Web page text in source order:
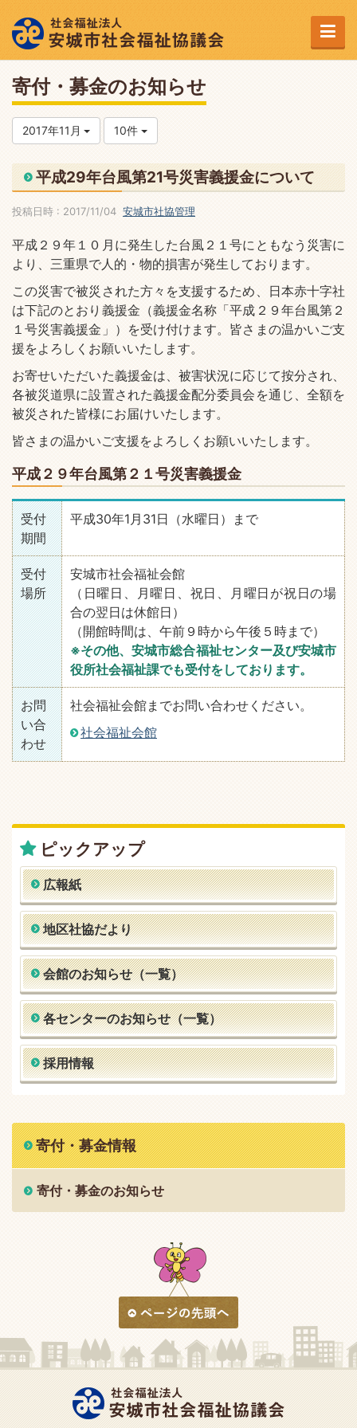
寄付・募金のお知らせ
2017年11月 10件
平成29年台風第21号災害義援金について
投稿日時 : 2017/11/04 安城市社協管理
平成２９年１０月に発生した台風２１号にともなう災害に
より、三重県で人的・物的損害が発生しております。
この災害で被災された方々を支援するため、日本赤十字社
は下記のとおり義援金（義援金名称「平成２９年台風第２
１号災害義援金」）を受け付けます。皆さまの温かいご支
援をよろしくお願いいたします。
お寄せいただいた義援金は、被害状況に応じて按分され、
各被災道県に設置された義援金配分委員会を通じ、全額を
被災された皆様にお届けいたします。
皆さまの温かいご支援をよろしくお願いいたします。
平成２９年台風第２１号災害義援金
受付
期間
平成30年1月31日（水曜日）まで
受付
場所
安城市社会福祉会館
（日曜日、月曜日、祝日、月曜日が祝日の場
合の翌日は休館日）
（開館時間は、午前９時から午後５時まで）
※その他、安城市総合福祉センター及び安城市
役所社会福祉課でも受付をしております。
お問
い合
わせ
社会福祉会館までお問い合わせください。
社会福祉会館
ピックアップ
広報紙
地区社協だより
会館のお知らせ（一覧）
各センターのお知らせ（一覧）
採用情報
寄付・募金情報
寄付・募金のお知らせ